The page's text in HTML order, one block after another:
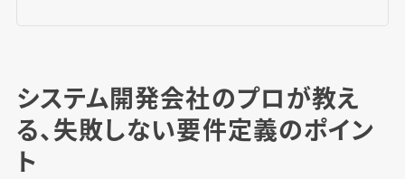
システム開発会社のプロが教え
る、失敗しない要件定義のポイン
ト